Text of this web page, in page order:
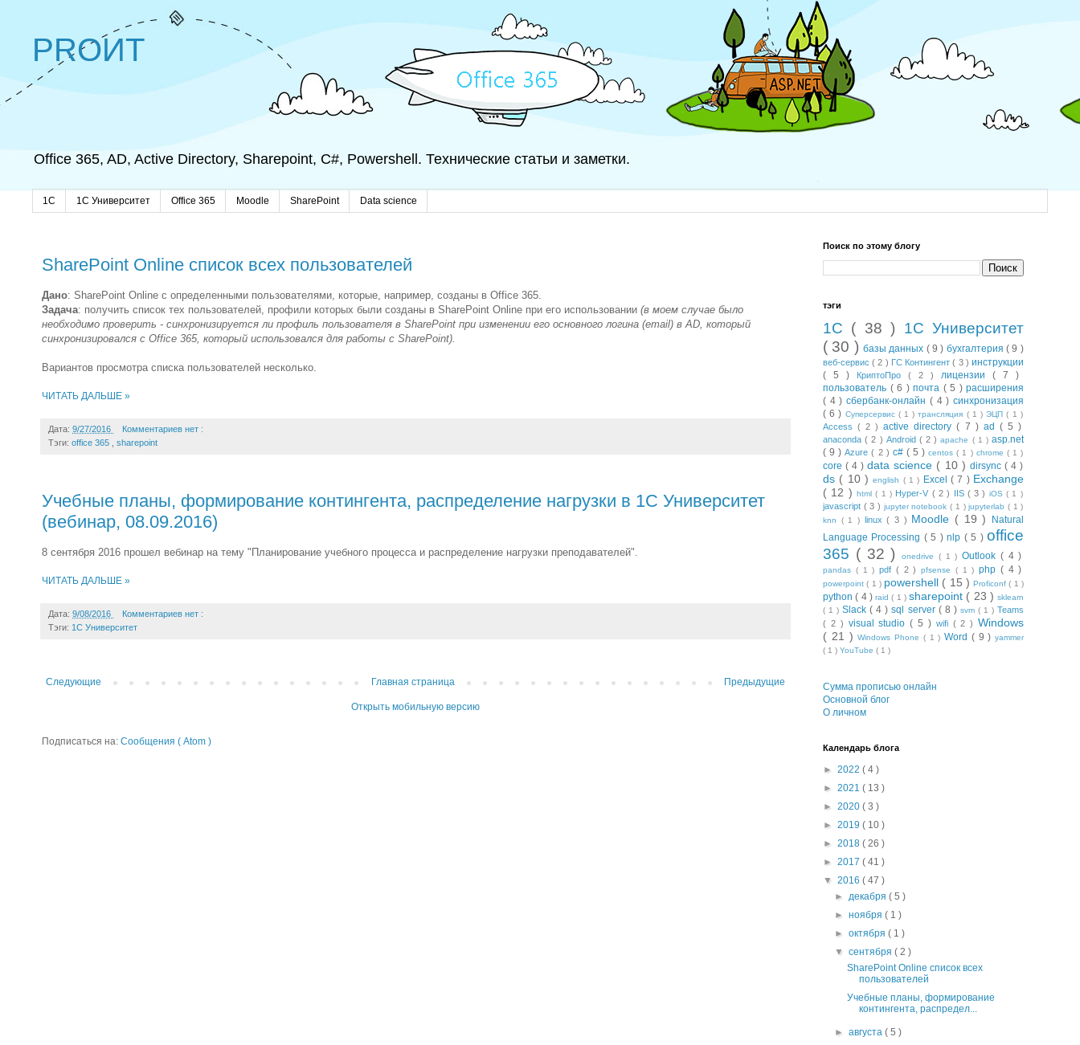
PROИТ
Office 365, AD, Active Directory, Sharepoint, C#, Powershell. Технические статьи и заметки.
1C 1С Университет Office 365 Moodle SharePoint Data science
SharePoint Online список всех пользователей
Дано: SharePoint Online с определенными пользователями, которые, например, созданы в Office 365.
Задача: получить список тех пользователей, профили которых были созданы в SharePoint Online при его использовании (в моем случае было
необходимо проверить - синхронизируется ли профиль пользователя в SharePoint при изменении его основного логина (email) в AD, который
синхронизировался с Office 365, который использовался для работы с SharePoint).
Вариантов просмотра списка пользователей несколько.
ЧИТАТЬ ДАЛЬШЕ »
Дата: 9/27/2016
Комментариев нет :
Тэги: office 365 sharepoint
Учебные планы, формирование контингента, распределение нагрузки в 1С Университет
(вебинар, 08.09.2016)
8 сентября 2016 прошел вебинар на тему "Планирование учебного процесса и распределение нагрузки преподавателей".
ЧИТАТЬ ДАЛЬШЕ »
Дата: 9/08/2016
Комментариев нет :
Тэги: 1С Университет
Следующие Предыдущие
Главная страница
Открыть мобильную версию
Подписаться на: Сообщения ( Atom )
Поиск по этому блогу
тэги
1С ( 38 ) 1С Университет
( 30 ) базы данных ( 9 ) бухгалтерия( 9 )
веб-сервис( 2 ) ГС Контингент( 3 )инструкции
( 5 )
КриптоПро ( 2 ) лицензии ( 7 )
пользователь ( 6 ) почта ( 5 ) расширения
( 4 )сбербанк-онлайн ( 4 )синхронизация
( 6 ) Суперсервис ( 1 )трансляция ( 1 )ЭЦП( 1 )
Access( 2 )active directory( 7 ) ad ( 5 )
anaconda( 2 ) Android ( 2 )apache ( 1 )asp.net
( 9 )Azure( 2 ) c# ( 5 )centos( 1 ) chrome ( 1 )
core( 4 )data science ( 10 ) dirsync ( 4 )
ds ( 10 )english ( 1 ) Excel( 7 ) Exchange
( 12 )
html( 1 ) Hyper-V ( 2 ) IIS ( 3 ) iOS( 1 )
javascript ( 3 ) jupyter notebook( 1 )jupyterlab ( 1 )
knn ( 1 ) linux( 3 ) Moodle ( 19 )
Natural
Language Processing ( 5 )nlp ( 5 )office
365 ( 32 ) onedrive ( 1 ) Outlook ( 4 )
pandas ( 1 ) pdf ( 2 ) pfsense ( 1 ) php ( 4 )
powerpoint( 1 ) powershell ( 15 ) Proficonf( 1 )
python( 4 ) raid( 1 ) sharepoint ( 23 ) sklearn
( 1 )Slack( 4 )sql server ( 8 ) svm ( 1 ) Teams
( 2 ) visual studio( 5 ) wifi ( 2 )Windows
( 21 )Windows Phone ( 1 ) Word ( 9 ) yammer
( 1 ) YouTube ( 1 )
Сумма прописью онлайн
Основной блог
О личном
Календарь блога
► 2022 ( 4 )
► 2021 ( 13 )
► 2020 ( 3 )
► 2019 ( 10 )
► 2018 ( 26 )
► 2017 ( 41 )
▼ 2016 ( 47 )
►декабря( 5 )
►ноября( 1 )
►октября( 1 )
▼сентября( 2 )
SharePoint Online список всех
пользователей
Учебные планы, формирование
контингента, распредел...
►августа( 5 )